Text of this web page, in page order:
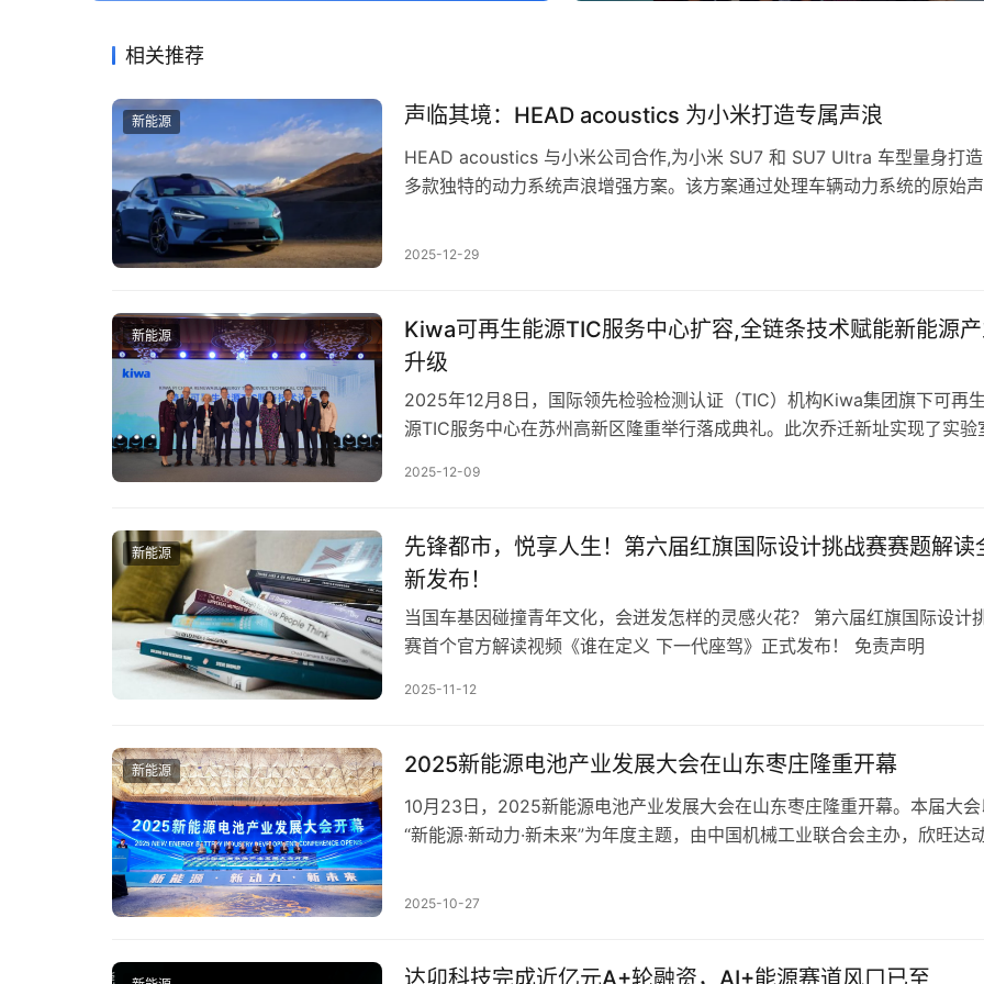
相关推荐
新能源 声临其境：HEAD acoustics 为小米打造专属声浪
HEAD acoustics 与小米公司合作,为小米 SU7 和 SU7 Ultra 车型量身打
多款独特的动力系统声浪增强方案。该方案通过处理车辆动力系统的原始声
入胜的高品质驾驶体验。 1、面临的挑战 汽车市场,旨在提供卓越的驾驶性能
2025-12-29
新能源
Kiwa可再生能源TIC服务中心扩容,全链条技术赋能新能源
升级
2025年12月8日，国际领先检验检测认证（TIC）机构Kiwa集团旗下可再
源TIC服务中心在苏州高新区隆重举行落成典礼。此次乔迁新址实现了实验
至全国新能源产业提供覆盖光伏、储能、充电桩、氢能等领域的全链条、
2025-12-09
新能源
先锋都市，悦享人生！第六届红旗国际设计挑战赛赛题解读
新发布！
当国车基因碰撞青年文化，会迸发怎样的灵感火花？ 第六届红旗国际设计
赛首个官方解读视频《谁在定义 下一代座驾》正式发布！ 免责声
权归原作者所有；不代表赞同其观点，不对内容真实性负责，仅供用户参
2025-11-12
新能源 2025新能源电池产业发展大会在山东枣庄隆重开幕
10月23日，2025新能源电池产业发展大会在山东枣庄隆重开幕。本届大会
“新能源·新动力·新未来”为年度主题，由中国机械工业联合会主办，欣旺达
2025-10-27
达卯科技完成近亿元A+轮融资，AI+能源赛道风口已至